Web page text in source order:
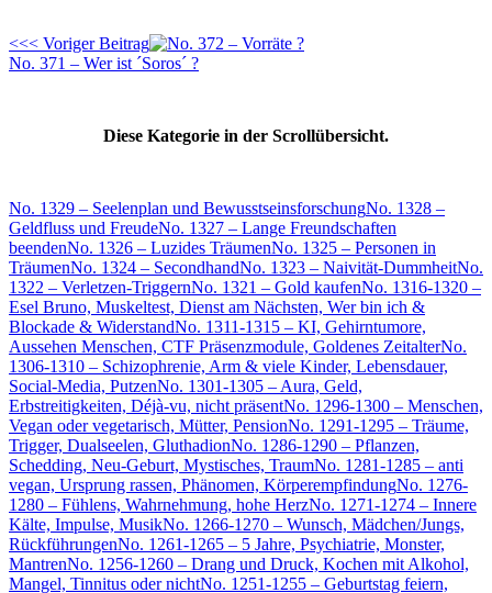
<<< Voriger Beitrag
No. 371 – Wer ist ´Soros´ ?
Diese Kategorie in der Scrollübersicht.
No. 1329 – Seelenplan und BewusstseinsforschungNo. 1328 –
Geldfluss und FreudeNo. 1327 – Lange Freundschaften
beendenNo. 1326 – Luzides TräumenNo. 1325 – Personen in
TräumenNo. 1324 – SecondhandNo. 1323 – Naivität-DummheitNo.
1322 – Verletzen-TriggernNo. 1321 – Gold kaufenNo. 1316-1320 –
Esel Bruno, Muskeltest, Dienst am Nächsten, Wer bin ich &
Blockade & WiderstandNo. 1311-1315 – KI, Gehirntumore,
Aussehen Menschen, CTF Präsenzmodule, Goldenes ZeitalterNo.
1306-1310 – Schizophrenie, Arm & viele Kinder, Lebensdauer,
Social-Media, PutzenNo. 1301-1305 – Aura, Geld,
Erbstreitigkeiten, Déjà-vu, nicht präsentNo. 1296-1300 – Menschen,
Vegan oder vegetarisch, Mütter, PensionNo. 1291-1295 – Träume,
Trigger, Dualseelen, GluthadionNo. 1286-1290 – Pflanzen,
Schedding, Neu-Geburt, Mystisches, TraumNo. 1281-1285 – anti
vegan, Ursprung rassen, Phänomen, KörperempfindungNo. 1276-
1280 – Fühlens, Wahrnehmung, hohe HerzNo. 1271-1274 – Innere
Kälte, Impulse, MusikNo. 1266-1270 – Wunsch, Mädchen/Jungs,
RückführungenNo. 1261-1265 – 5 Jahre, Psychiatrie, Monster,
MantrenNo. 1256-1260 – Drang und Druck, Kochen mit Alkohol,
Mangel, Tinnitus oder nichtNo. 1251-1255 – Geburtstag feiern,